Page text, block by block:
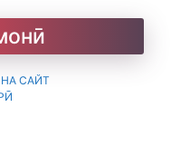
САЙТ